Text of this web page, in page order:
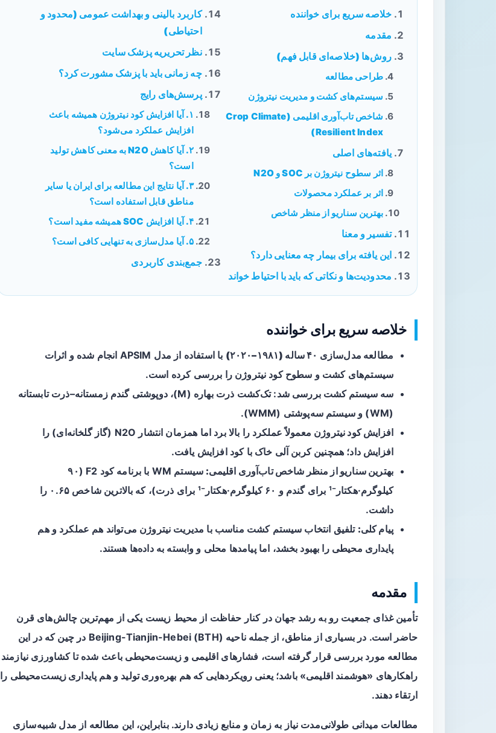
خلاصه سریع برای خواننده
مقدمه
روش‌ها (خلاصه‌ای قابل فهم)
طراحی مطالعه
سیستم‌های کشت و مدیریت نیتروژن
شاخص تاب‌آوری اقلیمی (Crop Climate
Resilient Index)
یافته‌های اصلی
اثر سطوح نیتروژن بر SOC و N2O
اثر بر عملکرد محصولات
بهترین سناریو از منظر شاخص
تفسیر و معنا
این یافته برای بیمار چه معنایی دارد؟
محدودیت‌ها و نکاتی که باید با احتیاط خواند
کاربرد بالینی و بهداشت عمومی (محدود و
احتیاطی)
نظر تحریریه پزشک سایت
چه زمانی باید با پزشک مشورت کرد؟
پرسش‌های رایج
۱. آیا افزایش کود نیتروژن همیشه باعث
افزایش عملکرد می‌شود؟
۲. آیا کاهش N2O به معنی کاهش تولید
است؟
۳. آیا نتایج این مطالعه برای ایران یا سایر
مناطق قابل استفاده است؟
۴. آیا افزایش SOC همیشه مفید است؟
۵. آیا مدل‌سازی به تنهایی کافی است؟
جمع‌بندی کاربردی
خلاصه سریع برای خواننده
مطالعه مدل‌سازی ۴۰ ساله (۱۹۸۱–۲۰۲۰)
با استفاده از مدل APSIM انجام شده و اثرات
سیستم‌های کشت و سطوح کود نیتروژن را بررسی کرده است.
سه سیستم کشت
بررسی شد: تک‌کشت ذرت بهاره (M)، دوپوشتی گندم زمستانه–ذرت تابستانه
(WM) و سیستم سه‌پوشتی (WMM).
افزایش کود نیتروژن
معمولاً عملکرد را بالا برد اما همزمان انتشار N2O (گاز گلخانه‌ای) را
افزایش داد؛ همچنین کربن آلی خاک با کود افزایش یافت.
بهترین سناریو از منظر شاخص تاب‌آوری اقلیمی:
سیستم WM با برنامه کود F2 (۹۰
کیلوگرم·هکتار⁻¹ برای گندم و ۶۰ کیلوگرم·هکتار⁻¹ برای ذرت)، که بالاترین شاخص ۰.۶۵ را
داشت.
پیام کلی: تلفیق انتخاب سیستم کشت مناسب با مدیریت نیتروژن می‌تواند هم عملکرد و هم
پایداری محیطی را بهبود بخشد، اما پیامدها محلی و وابسته به داده‌ها هستند.
مقدمه
تأمین غذای جمعیت رو به رشد جهان در کنار حفاظت از محیط زیست یکی از مهم‌ترین چالش‌های قرن
حاضر است. در بسیاری از مناطق، از جمله ناحیه Beijing-Tianjin-Hebei (BTH) در چین که در این
مطالعه مورد بررسی قرار گرفته است، فشارهای اقلیمی و زیست‌محیطی باعث شده تا کشاورزی نیازمند
راهکارهای «هوشمند اقلیمی» باشد؛ یعنی رویکردهایی که هم بهره‌وری تولید و هم پایداری زیست‌محیطی را
ارتقاء دهند.
مطالعات میدانی طولانی‌مدت نیاز به زمان و منابع زیادی دارند. بنابراین، این مطالعه از مدل شبیه‌سازی